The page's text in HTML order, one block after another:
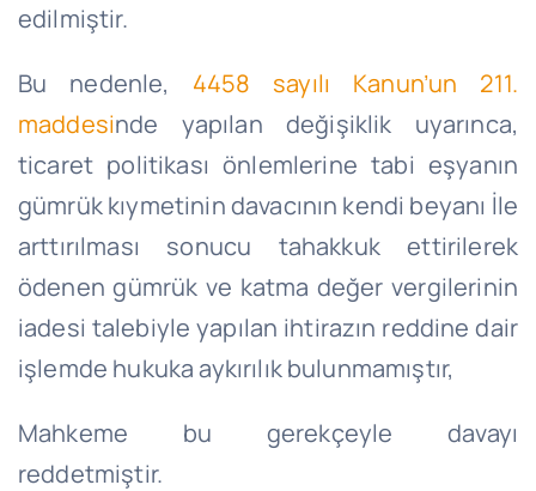
edilmiştir.
Bu nedenle, 4458 sayılı Kanun’un 211.
maddesinde yapılan değişiklik uyarınca,
ticaret politikası önlemlerine tabi eşyanın
gümrük kıymetinin davacının kendi beyanı İle
arttırılması sonucu tahakkuk ettirilerek
ödenen gümrük ve katma değer vergilerinin
iadesi talebiyle yapılan ihtirazın reddine dair
işlemde hukuka aykırılık bulunmamıştır,
Mahkeme bu gerekçeyle davayı
reddetmiştir.